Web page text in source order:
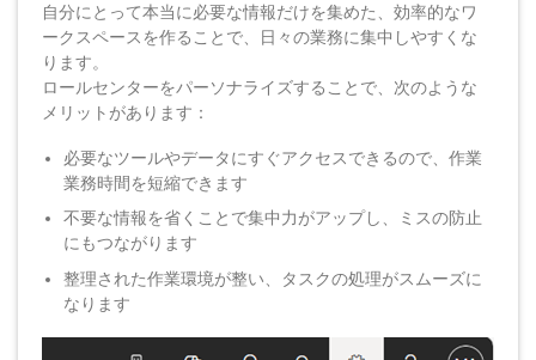
自分にとって本当に必要な情報だけを集めた、効率的なワ
ークスペースを作ることで、日々の業務に集中しやすくな
ります。
ロールセンターをパーソナライズすることで、次のような
メリットがあります：
必要なツールやデータにすぐアクセスできるので、作業
業務時間を短縮できます
不要な情報を省くことで集中力がアップし、ミスの防止
にもつながります
整理された作業環境が整い、タスクの処理がスムーズに
なります